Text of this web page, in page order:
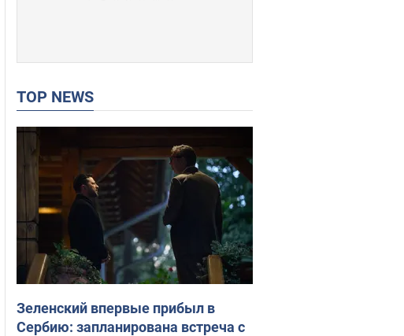
TOP NEWS
Зеленский впервые прибыл в
Сербию: запланирована встреча с